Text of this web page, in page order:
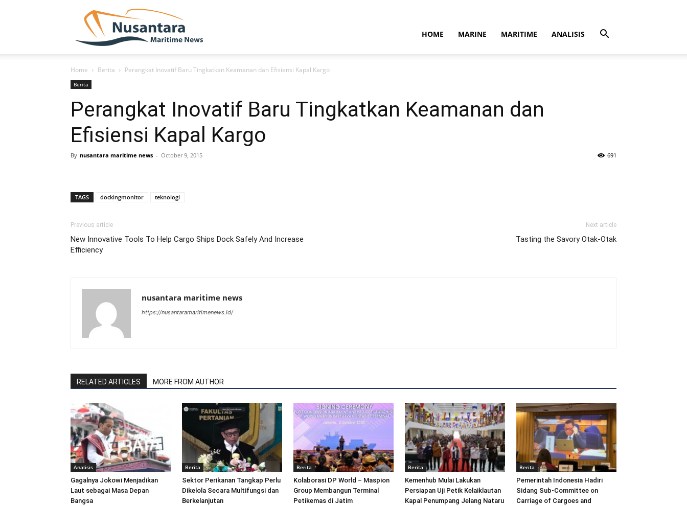
HOME MARINE MARITIME ANALISIS
Home Berita Perangkat Inovatif Baru Tingkatkan Keamanan dan Efisiensi Kapal Kargo
Berita
Perangkat Inovatif Baru Tingkatkan Keamanan dan
Efisiensi Kapal Kargo
By nusantara maritime news - October 9, 2015 691
TAGS dockingmonitor teknologi
Previous article
New Innovative Tools To Help Cargo Ships Dock Safely And Increase
Efficiency
Next article
Tasting the Savory Otak-Otak
nusantara maritime news
https://nusantaramaritimenews.id/
RELATED ARTICLES MORE FROM AUTHOR
Analisis
Gagalnya Jokowi Menjadikan
Laut sebagai Masa Depan
Bangsa
Berita
Sektor Perikanan Tangkap Perlu
Dikelola Secara Multifungsi dan
Berkelanjutan
Berita
Kolaborasi DP World – Maspion
Group Membangun Terminal
Petikemas di Jatim
Berita
Kemenhub Mulai Lakukan
Persiapan Uji Petik Kelaiklautan
Kapal Penumpang Jelang Nataru
Berita
Pemerintah Indonesia Hadiri
Sidang Sub-Committee on
Carriage of Cargoes and